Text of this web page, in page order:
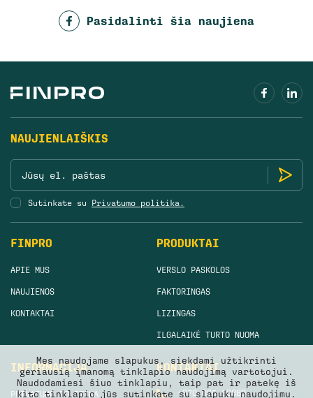
Pasidalinti šia naujiena
FINPRO
APIE MUS
NAUJIENOS
KONTAKTAI
PRODUKTAI
VERSLO PASKOLOS
FAKTORINGAS
LIZINGAS
ILGALAIKĖ TURTO NUOMA
INFORMACIJA
PRIVATUMO POLITIKA
KONTAKTAI
+370 665 50880
NAUJIENLAIŠKIS
Sutinkate su Privatumo politika.
Mes naudojame slapukus, siekdami užtikrinti
geriausią įmanomą tinklapio naudojimą vartotojui.
Naudodamiesi šiuo tinklapiu, taip pat ir patekę iš
kito tinklapio jūs sutinkate su slapukų naudojimu.